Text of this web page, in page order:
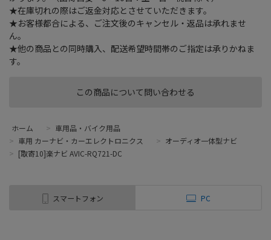
この商品について問い合わせる
★在庫切れの際はご返金対応とさせていただきます。
★お客様都合による、ご注文後のキャンセル・返品は承れませ
ん。
★他の商品との同時購入、配送希望時間帯のご指定は承りかねま
す。
ホーム > 車用品・バイク用品
> 車用 カーナビ・カーエレクトロニクス > オーディオ一体型ナビ
> [取寄10]楽ナビ AVIC-RQ721-DC
スマートフォン PC